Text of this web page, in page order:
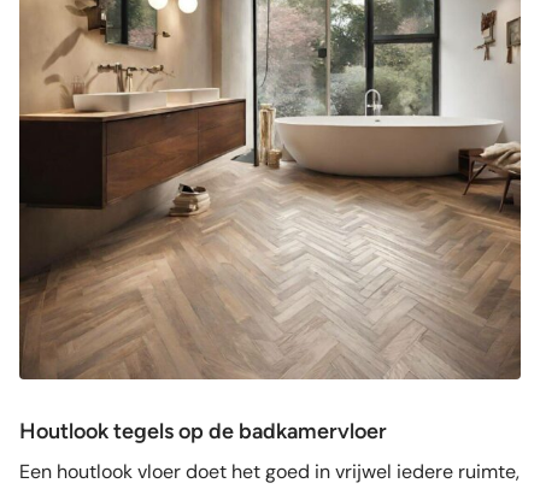
Houtlook tegels op de badkamervloer
Een houtlook vloer doet het goed in vrijwel iedere ruimte,